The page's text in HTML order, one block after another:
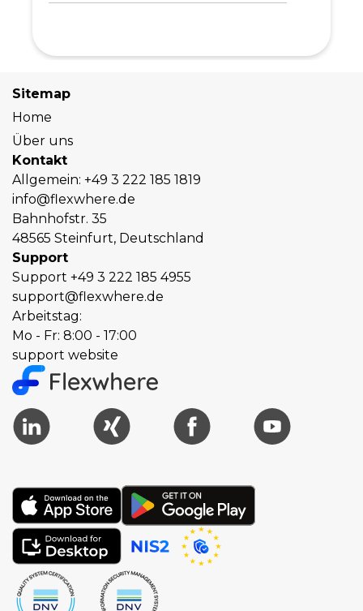
Sitemap
Home
Über uns
Kontakt
Allgemein: +49 3 222 185 1819
info@flexwhere.de
Bahnhofstr. 35
48565 Steinfurt, Deutschland
Support
Support +49 3 222 185 4955
support@flexwhere.de
Arbeitstag:
Mo - Fr: 8:00 - 17:00
support website